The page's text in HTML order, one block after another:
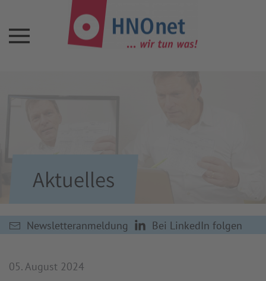
Aktuelles
Newsletteranmeldung Bei LinkedIn folgen
05. August 2024